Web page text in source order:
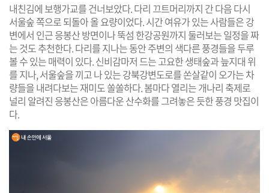
내친김에 보행가교를 건너보았다. 다리 끄트머리까지 간 다음 다시
서울숲 쪽으로 되돌아 올 요량이었다. 시간 여유가 있는 사람들은 강
변에서 인근 응봉산 방면이나 뚝섬 한강공원까지 둘러보는 일정을 짜
는 것도 추천한다. 다리를 지나는 동안 주변의 색다른 풍경들을 두루
볼 수 있는 매력이 있다. 신비감마저 드는 고요한 생태숲과 늪지대 위
를 지나, 서울숲을 끼고 나 있는 강북강변도로를 쏜살같이 오가는 차
량들을 내려다보는 재미도 쏠쏠하다. 봄마다 열리는 개나리 축제로
널리 알려진 응봉산은 아름다운 산수화를 그려놓은 듯한 풍경 맛집이
다.